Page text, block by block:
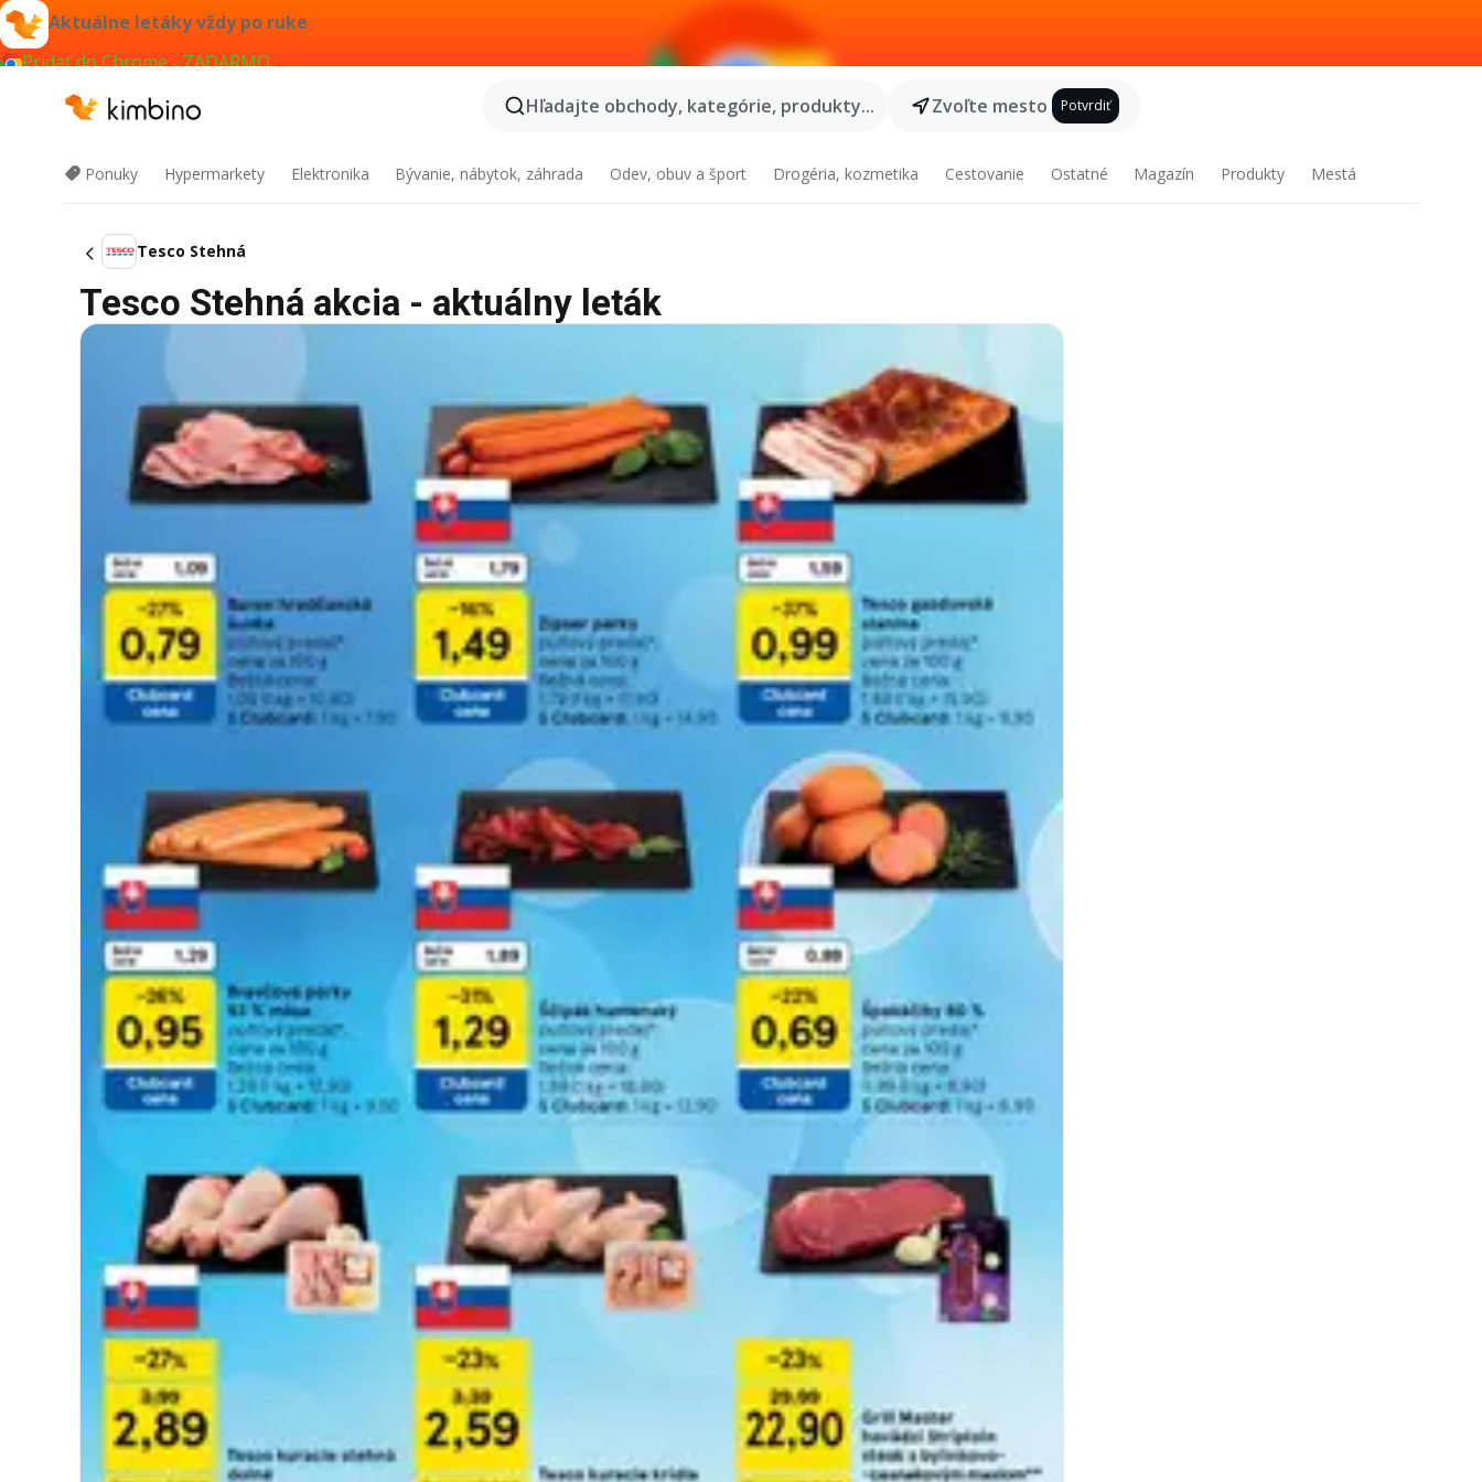
Aktuálne letáky vždy po ruke
Pridať do Chrome - ZADARMO
Hľadajte obchody, kategórie, produkty...
Zvoľte mesto Potvrdiť
Ponuky Hypermarkety Elektronika Bývanie, nábytok, záhrada Odev, obuv a šport Drogéria, kozmetika Cestovanie Ostatné Magazín Produkty Mestá
Tesco Stehná
Tesco Stehná akcia - aktuálny leták